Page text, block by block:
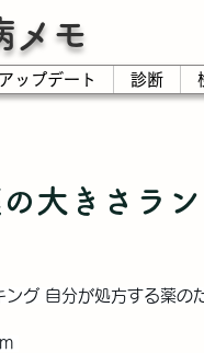
メモ
アップデート 診断
大きさラ
グ 自分が処方する薬の